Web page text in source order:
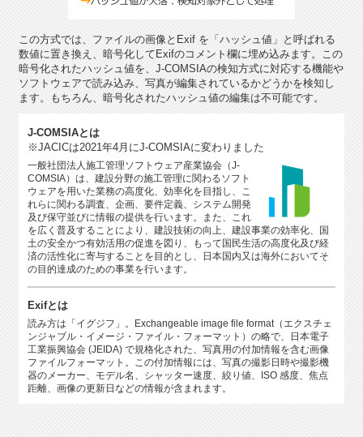
この方式では、ファイルの画像とExif を「ハッシュ値」と呼ばれる
数値に置き換え、暗号化してExifのコメント欄に埋め込みます。この
暗号化されたハッシュ値を、J-COMSIAの検知方式に対応する機能や
ソフトウェアで読み込み、写真が編集されているかどうかを検知し
ます。もちろん、暗号化されたハッシュ値の編集は不可能です。
J-COMSIAとは
※JACICは2021年4月にJ-COMSIAに変わりました
一般社団法人施工管理ソフトウェア産業協会（J-
COMSIA）は、建設分野の施工管理に関わるソフト
ウェアを用いた業務の高度化、効率化を目指し、こ
れらに関わる調査、企画、要件定義、システム開発
及び保守並びに情報の提供を行います。また、これ
を広く普及することにより、建設技術の向上、建設事業の効率化、国
土の安全かつ有効活用の促進を図り、もって国民生活の高度化及び経
済の活性化に寄与することを目的とし、日本国内又は海外においてそ
の目的達成のための事業を行います。
Exifとは
読み方は「イグジフ」。Exchangeable image file format（エクスチェ
ンジャブル・イメージ・ファイル・フォーマット）の略で、日本電子
工業振興協会 (JEIDA) で規格化された、写真用の付加情報を含む画像
ファイルフォーマット。この付加情報には、写真の撮影日時や撮影機
器のメーカー、モデル名、シャッター速度、絞り値、ISO 感度、焦点
距離、画像の更新日などの情報が含まれます。